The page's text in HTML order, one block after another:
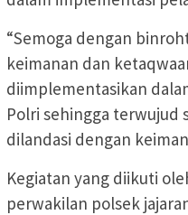
“Semoga dengan
keimanan dan
diimplementasikan
Polri sehingga terwujud
dilandasi dengan
Kegiatan yang diikuti
perwakilan polsek